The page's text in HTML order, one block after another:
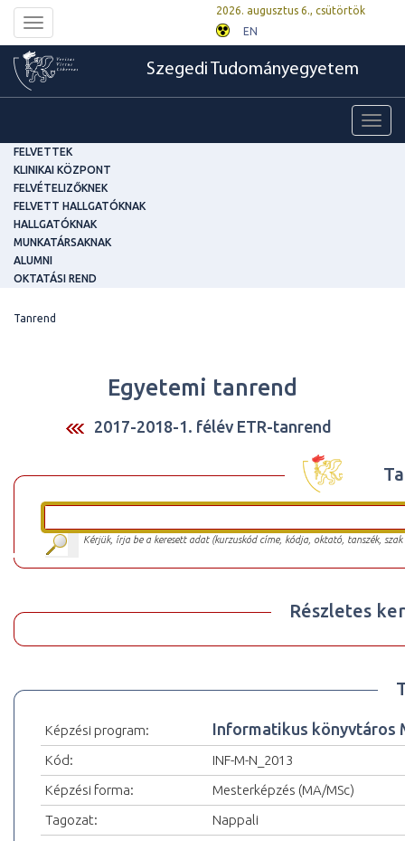
Toggle
navigation
2026. augusztus 6., csütörtök
EN
Szegedi Tudományegyetem
FELVETTEK
KLINIKAI KÖZPONT
FELVÉTELIZŐKNEK
FELVETT HALLGATÓKNAK
HALLGATÓKNAK
MUNKATÁRSAKNAK
ALUMNI
OKTATÁSI REND
Tanrend
Egyetemi tanrend
2017-2018-1. félév ETR-tanrend
Kérjük, írja be a keresett adat (kurzuskód címe, kódja, oktató, tanszék,
Részletes
Képzési program: Informatikus könyvtáros
Kód:
INF-M-N_2013
Képzési forma:
Mesterképzés (MA/MSc)
Tagozat:
Nappali